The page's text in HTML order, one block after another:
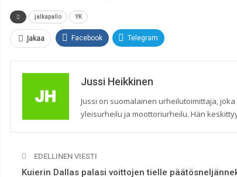
jalkapallo YK
Jakaa Facebook Telegram
Jussi Heikkinen
Jussi on suomalainen urheilutoimittaja,
yleisurheilu ja moottoriurheilu. Hän
EDELLINEN VIESTI
Kuierin Dallas palasi voittojen tielle